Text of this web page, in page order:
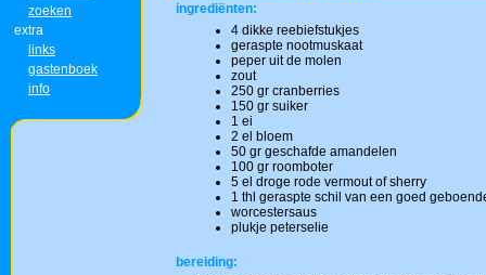
zoeken
extra
links
gastenboek
info
ingrediënten:
4 dikke reebiefstukjes
geraspte nootmuskaat
peper uit de molen
zout
250 gr cranberries
150 gr suiker
1 ei
2 el bloem
50 gr geschafde amandelen
100 gr roomboter
5 el droge rode vermout of sherry
1 thl geraspte schil van een goed
worcestersaus
plukje peterselie
bereiding: